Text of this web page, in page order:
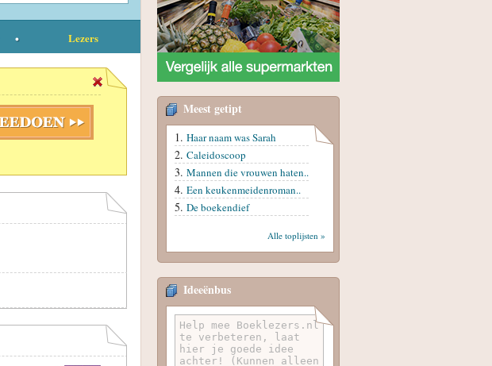
Lezers
Meest getipt
Haar naam was Sarah
Caleidoscoop
Mannen die vrouwen haten..
Een keukenmeidenroman..
De boekendief
Alle toplijsten »
Ideeënbus